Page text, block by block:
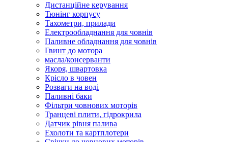
Дистанційне керування
Тюнінг корпусу
Тахометри, прилади
Електрообладнання для човнів
Паливне обладнання для човнів
Гвинт до мотора
масла/консерванти
Якоря, швартовка
Крісло в човен
Розваги на воді
Паливні баки
Фільтри човнових моторів
Транцеві плити, гідрокрила
Датчик рівня палива
Ехолоти та картплотери